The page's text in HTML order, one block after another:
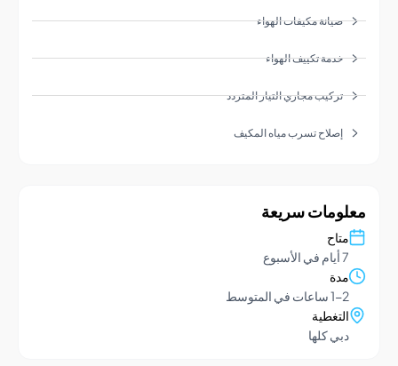
صيانة مكيفات الهواء
خدمة تكييف الهواء
تركيب مجاري التيار المتردد
إصلاح تسرب مياه المكيف
سريعة